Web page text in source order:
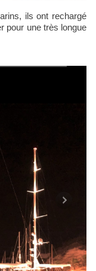
pour une très longue